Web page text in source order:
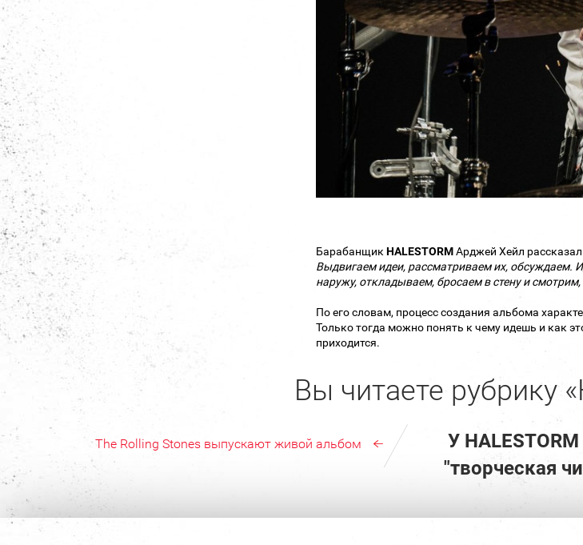
БарабанщикHALESTORMАрджей Хейл
Выдвигаем идеи, рассматриваем их, обсуждаем.
наружу, откладываем, бросаем в стену и смотрим,
По его словам, процесс создания альбома
Только тогда можно понять к чему идешь и как
приходится.
Вы читаете рубрику
The Rolling Stones выпускают живой альбом
У
"творческая